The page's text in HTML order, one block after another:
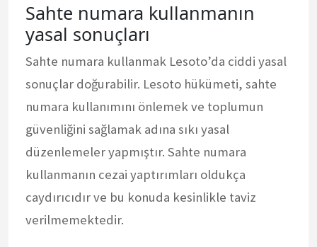
Sahte numara kullanmanın
yasal sonuçları
Sahte numara kullanmak Lesoto’da ciddi yasal
sonuçlar doğurabilir. Lesoto hükümeti, sahte
numara kullanımını önlemek ve toplumun
güvenliğini sağlamak adına sıkı yasal
düzenlemeler yapmıştır. Sahte numara
kullanmanın cezai yaptırımları oldukça
caydırıcıdır ve bu konuda kesinlikle taviz
verilmemektedir.